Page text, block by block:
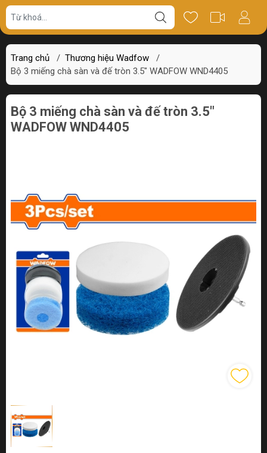
Trang chủ / Thương hiệu Wadfow
/
Bộ 3 miếng chà sàn và đế tròn 3.5" WADFOW WND4405
Giá bán Review
Bộ 3 miếng chà sàn và đế tròn 3.5"
WADFOW WND4405